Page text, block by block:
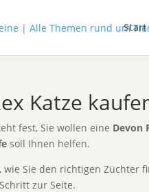
Start
Katze
fest, Sie wollen eine Devon
soll Ihnen helfen.
wie Sie den richtigen Züchter
zur Seite.